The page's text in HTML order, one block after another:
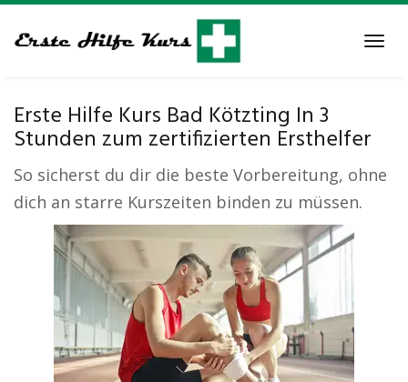
to
Erste Hilfe Kurs Bad Kötzting In 3
Stunden zum zertifizierten Ersthelfer
So sicherst du dir die beste Vorbereitung, ohne
dich an starre Kurszeiten binden zu müssen.